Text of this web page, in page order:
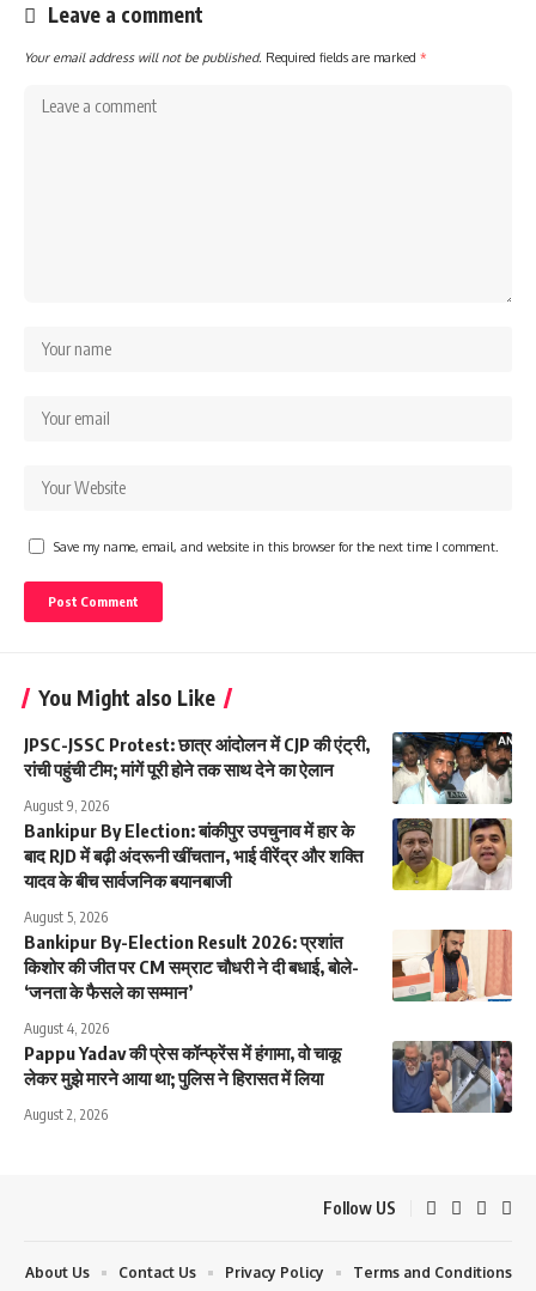
Leave a comment
Your email address will not be published. Required fields are marked *
Save my name, email, and website in this browser for the next time I comment.
You Might also Like
JPSC-JSSC Protest: छात्र आंदोलन में CJP की एंट्री,
रांची पहुंची टीम; मांगें पूरी होने तक साथ देने का ऐलान
August 9, 2026
Bankipur By Election: बांकीपुर उपचुनाव में हार के
बाद RJD में बढ़ी अंदरूनी खींचतान, भाई वीरेंद्र और शक्ति
यादव के बीच सार्वजनिक बयानबाजी
August 5, 2026
Bankipur By-Election Result 2026: प्रशांत
किशोर की जीत पर CM सम्राट चौधरी ने दी बधाई, बोले-
‘जनता के फैसले का सम्मान’
August 4, 2026
Pappu Yadav की प्रेस कॉन्फ्रेंस में हंगामा, वो चाकू
लेकर मुझे मारने आया था; पुलिस ने हिरासत में लिया
August 2, 2026
Follow US
About Us Contact Us Privacy Policy
Terms and Conditions